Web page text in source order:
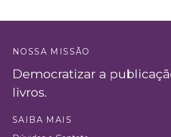
NOSSA MISSÃO
Democratizar a
livros.
SAIBA MAIS